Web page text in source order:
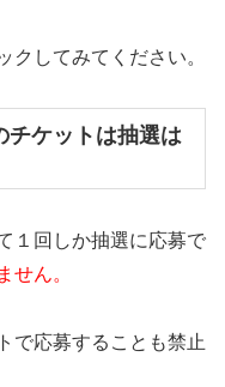
クしてみてください。
チケットは抽選は
１回しか抽選に応募で
せん。
で応募することも禁止